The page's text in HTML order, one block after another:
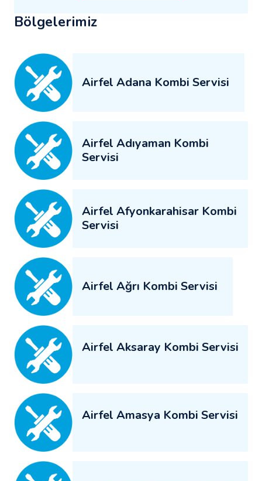
Bölgelerimiz
Airfel Adana Kombi Servisi
Airfel Adıyaman Kombi
Servisi
Airfel Afyonkarahisar Kombi
Servisi
Airfel Ağrı Kombi Servisi
Airfel Aksaray Kombi Servisi
Airfel Amasya Kombi Servisi